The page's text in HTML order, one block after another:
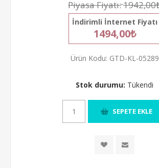
Piyasa Fiyatı:
İndirimli İnternet Fiyatı
1494,00₺
Ürün Kodu: GTD-KL-05289
Stok durumu: Tükendi